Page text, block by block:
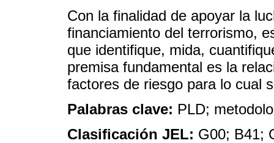
Con la finalidad de apoyar la
financiamiento del terrorismo,
que identifique, mida,
premisa fundamental es la
factores de riesgo para lo cual
Palabras clave: PLD;
Clasificación JEL: G00; B41;